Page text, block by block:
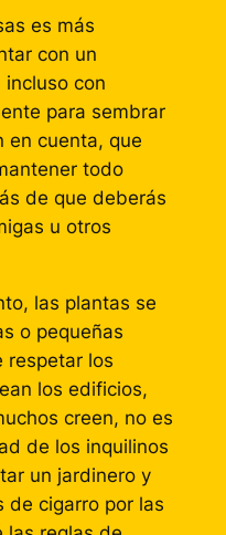
es más
con un
con
para sembrar
en cuenta, que
todo
de que deberás
u otros
las plantas se
o pequeñas
respetar los
los edificios,
creen, no es
de los inquilinos
un jardinero y
de cigarro por las